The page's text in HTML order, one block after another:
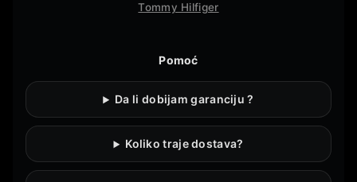
Tommy Hilfiger
Pomoć
Da li dobijam garanciju ?
Koliko traje dostava?